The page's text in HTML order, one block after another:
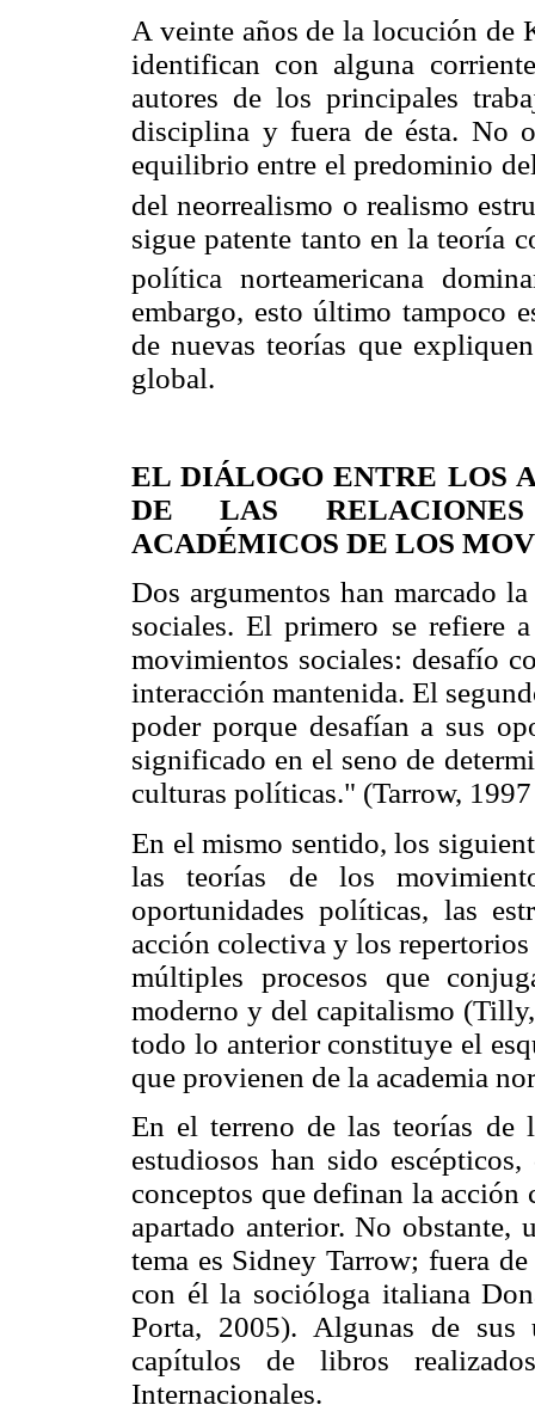
A veinte años de la locución de
identifican con alguna
autores de los principales
disciplina y fuera de ésta. No
equilibrio entre el predominio
del neorrealismo o realismo
sigue patente tanto en la teoría
política norteamericana
embargo, esto último tampoco
de nuevas teorías que
global.
EL DIÁLOGO ENTRE LOS
DE LAS
ACADÉMICOS DE LOS
Dos argumentos han marcado
sociales. El primero se refiere
movimientos sociales: desafío
interacción mantenida. El
poder porque desafían a sus
significado en el seno de
culturas políticas." (Tarrow,
En el mismo sentido, los
las teorías de los
oportunidades políticas, las
acción colectiva y los repertorios
múltiples procesos que
moderno y del capitalismo
todo lo anterior constituye el
que provienen de la academia
En el terreno de las teorías de
estudiosos han sido
conceptos que definan la
apartado anterior. No obstante,
tema es Sidney Tarrow; fuera
con él la socióloga italiana
Porta, 2005). Algunas de sus
capítulos de libros
Internacionales.